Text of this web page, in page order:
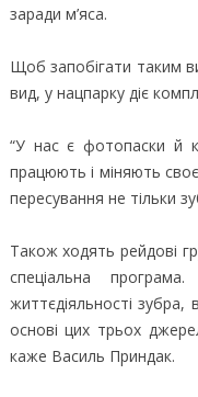
заради м’яса.
Щоб запобігати таким
вид, у нацпарку діє
“У нас є фотопаски й
працюють і міняють
пересування не тільки
Також ходять рейдові
спеціальна
життєдіяльності
основі цих трьох
каже Василь Приндак.